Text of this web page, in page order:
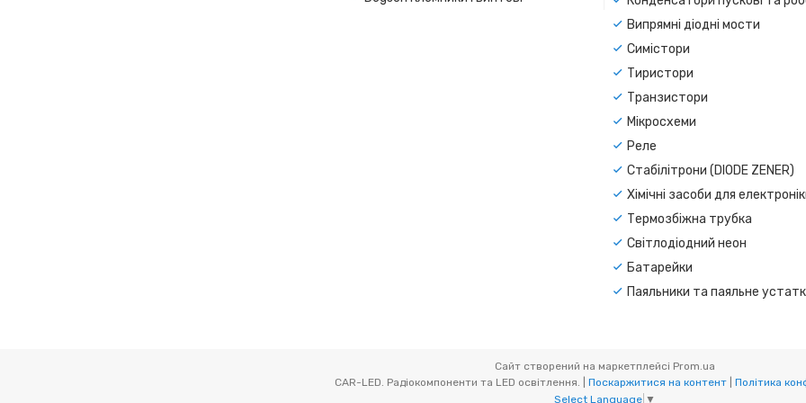
Випрямні діодні мости
Симістори
Тиристори
Транзистори
Мікросхеми
Реле
Стабілітрони (DIODE ZENER)
Хімічні засоби для
Термозбіжна трубка
Світлодіодний неон
Батарейки
Паяльники та паяльне
Сайт створений на маркетплейсі Prom.ua
Поскаржитися на контент
Політика
Select Language ▼